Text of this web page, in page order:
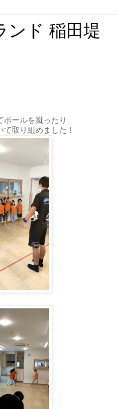
ンド 稲田堤
ボールを蹴ったり
て取り組めました！